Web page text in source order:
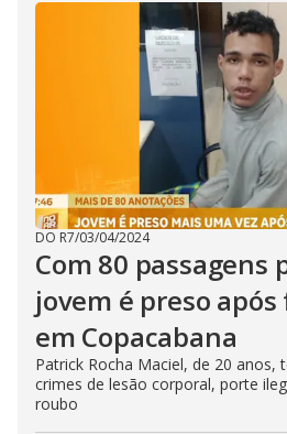
DO R7/03/04/2024
Com 80 passagens
jovem é preso
em Copacabana
Patrick Rocha Maciel, de 20 anos,
crimes de lesão corporal, porte
roubo